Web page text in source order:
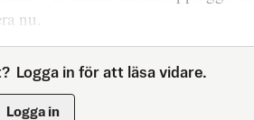
nu.
Logga in för att läsa vidare.
Logga in